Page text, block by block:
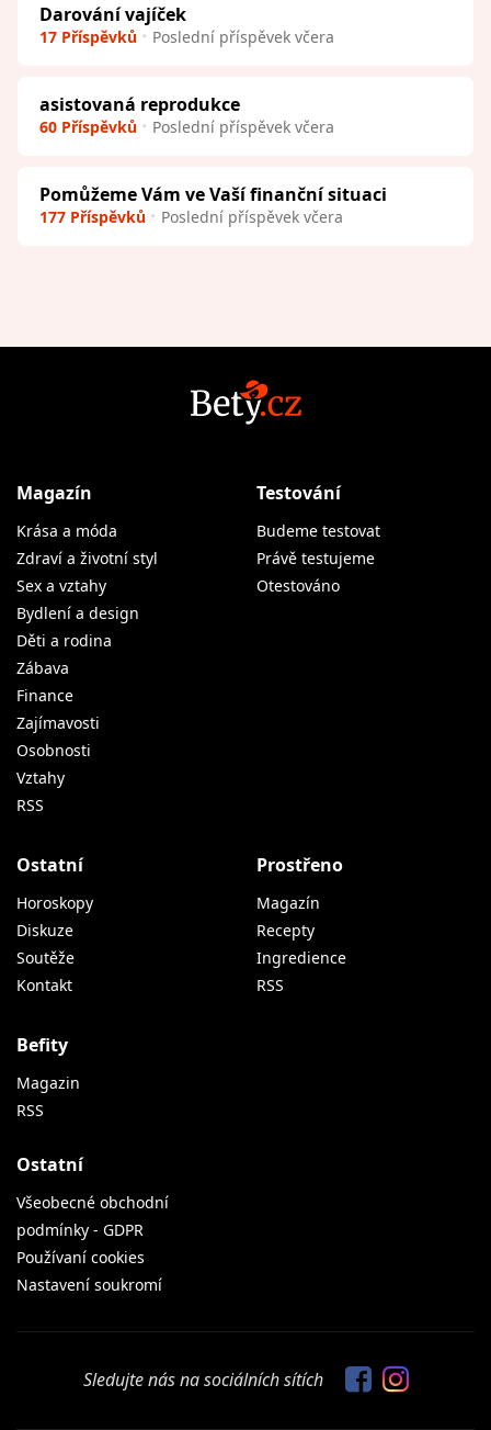
Darování vajíček
17 Příspěvků Poslední příspěvek včera
asistovaná reprodukce
60 Příspěvků Poslední příspěvek včera
Pomůžeme Vám ve Vaší finanční situaci
177 Příspěvků Poslední příspěvek včera
Magazín
Krása a móda
Zdraví a životní styl
Sex a vztahy
Bydlení a design
Děti a rodina
Zábava
Finance
Zajímavosti
Osobnosti
Vztahy
RSS
Testování
Budeme testovat
Právě testujeme
Otestováno
Ostatní
Horoskopy
Diskuze
Soutěže
Kontakt
Prostřeno
Magazín
Recepty
Ingredience
RSS
Befity
Magazin
RSS
Ostatní
Všeobecné obchodní
podmínky - GDPR
Používaní cookies
Nastavení soukromí
Sledujte nás na sociálních sítích